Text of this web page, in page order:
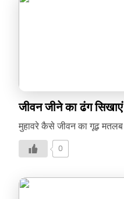
जीवन जीने का ढंग
मुहावरे कैसे जीवन का गूढ़ मतलब
0